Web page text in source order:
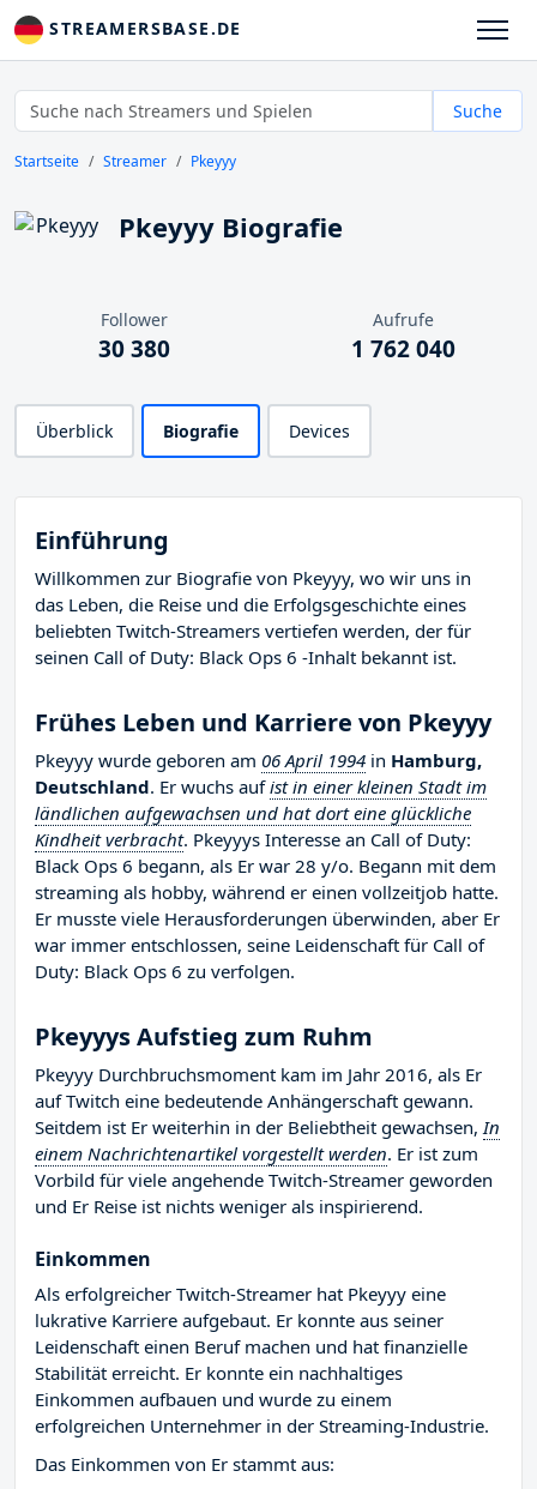
STREAMERSBASE.DE
Suche
Startseite Streamer Pkeyyy
Pkeyyy Biografie
Follower
30 380
Aufrufe
1 762 040
Überblick Biografie Devices
Einführung
Willkommen zur Biografie von Pkeyyy, wo wir uns in
das Leben, die Reise und die Erfolgsgeschichte eines
beliebten Twitch-Streamers vertiefen werden, der für
seinen Call of Duty: Black Ops 6 -Inhalt bekannt ist.
Frühes Leben und Karriere von Pkeyyy
Pkeyyy wurde geboren am 06 April 1994 in Hamburg,
Deutschland. Er wuchs aufist in einer kleinen Stadt im
ländlichen aufgewachsen und hat dort eine glückliche
Kindheit verbracht. Pkeyyys Interesse an Call of Duty:
Black Ops 6 begann, als Er war 28 y/o. Begann mit dem
streaming als hobby, während er einen vollzeitjob hatte.
Er musste viele Herausforderungen überwinden, aber Er
war immer entschlossen, seine Leidenschaft für Call of
Duty: Black Ops 6 zu verfolgen.
Pkeyyys Aufstieg zum Ruhm
Pkeyyy Durchbruchsmoment kam im Jahr 2016, als Er
auf Twitch eine bedeutende Anhängerschaft gewann.
Seitdem ist Er weiterhin in der Beliebtheit gewachsen,In
einem Nachrichtenartikel vorgestellt werden. Er ist zum
Vorbild für viele angehende Twitch-Streamer geworden
und Er Reise ist nichts weniger als inspirierend.
Einkommen
Als erfolgreicher Twitch-Streamer hat Pkeyyy eine
lukrative Karriere aufgebaut. Er konnte aus seiner
Leidenschaft einen Beruf machen und hat finanzielle
Stabilität erreicht. Er konnte ein nachhaltiges
Einkommen aufbauen und wurde zu einem
erfolgreichen Unternehmer in der Streaming-Industrie.
Das Einkommen von Er stammt aus: